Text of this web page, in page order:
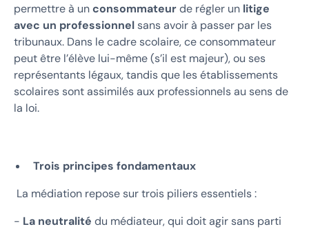
permettre à unconsommateurde régler un litige
avec un professionnel sans avoir à passer par les
tribunaux. Dans le cadre scolaire, ce consommateur
peut être l’élève lui-même (s’il est majeur), ou ses
représentants légaux, tandis que les établissements
scolaires sont assimilés aux professionnels au sens de
la loi.
Trois principes fondamentaux
La médiation repose sur trois piliers essentiels :
- La neutralité du médiateur, qui doit agir sans parti